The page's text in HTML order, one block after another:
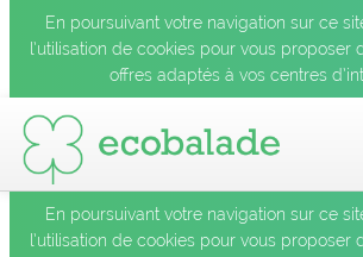
En poursuivant votre navigation sur ce
l’utilisation de cookies pour vous proposer
offres adaptés à vos centres
En poursuivant votre navigation sur ce
l’utilisation de cookies pour vous proposer